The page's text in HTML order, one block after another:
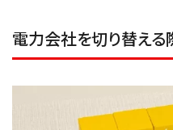
電力会社を切り替える